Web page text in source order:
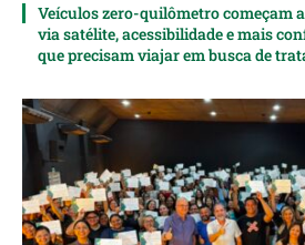
Veículos zero-quilômetro começam
via satélite, acessibilidade e mais
que precisam viajar em busca de